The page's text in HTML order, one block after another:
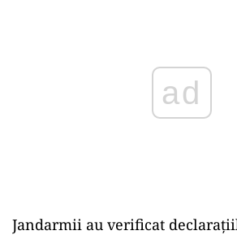
Jandarmii au verificat